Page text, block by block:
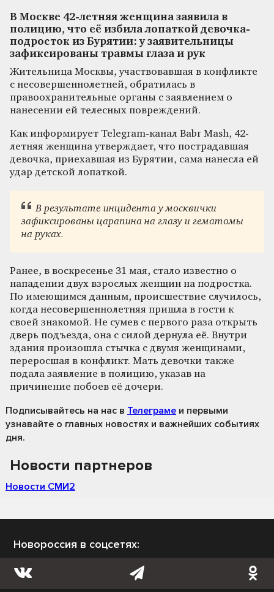
В Москве 42-летняя женщина заявила в
полицию, что её избила лопаткой девочка-
подросток из Бурятии: у заявительницы
зафиксированы травмы глаза и рук
Жительница Москвы, участвовавшая в конфликте
с несовершеннолетней, обратилась в
правоохранительные органы с заявлением о
нанесении ей телесных повреждений.
Как информирует Telegram-канал Babr Mash, 42-
летняя женщина утверждает, что пострадавшая
девочка, приехавшая из Бурятии, сама нанесла ей
удар детской лопаткой.
В результате инцидента у москвички
зафиксированы царапина на глазу и гематомы
на руках.
Ранее, в воскресенье 31 мая, стало известно о
нападении двух взрослых женщин на подростка.
По имеющимся данным, происшествие случилось,
когда несовершеннолетняя пришла в гости к
своей знакомой. Не сумев с первого раза открыть
дверь подъезда, она с силой дернула её. Внутри
здания произошла стычка с двумя женщинами,
переросшая в конфликт. Мать девочки также
подала заявление в полицию, указав на
причинение побоев её дочери.
Подписывайтесь на нас в Телеграме и первыми
узнавайте о главных новостях и важнейших событиях
дня.
Новости партнеров
Новости СМИ2
Новороссия в соцсетях: